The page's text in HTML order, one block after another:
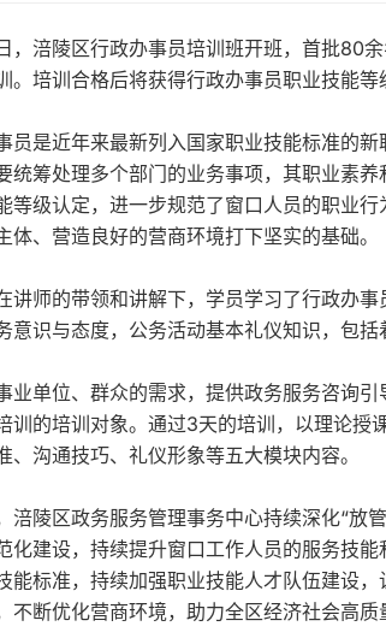
，涪陵区行政办事员培训班开班，首批80
。培训合格后将获得行政办事员职业技能
员是近年来最新列入国家职业技能标准的
统筹处理多个部门的业务事项，其职业素
等级认定，进一步规范了窗口人员的职业
体、营造良好的营商环境打下坚实的基础。
讲师的带领和讲解下，学员学习了行政办
意识与态度，公务活动基本礼仪知识，包括
业单位、群众的需求，提供政务服务咨询
训的培训对象。通过3天的培训，以理论授
、沟通技巧、礼仪形象等五大模块内容。
涪陵区政务服务管理事务中心持续深化“放
化建设，持续提升窗口工作人员的服务技
能标准，持续加强职业技能人才队伍建设
不断优化营商环境，助力全区经济社会高质